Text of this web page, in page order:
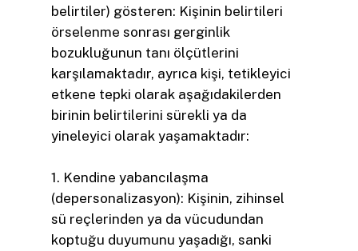
belirtiler) gösteren: Kişinin belirtileri
örselenme sonrası gerginlik
bozukluğunun tanı ölçütlerini
karşılamaktadır, ayrıca kişi, tetikleyici
etkene tepki olarak aşağıdakilerden
birinin belirtilerini sürekli ya da
yineleyici olarak yaşamaktadır:
1. Kendine yabancılaşma
(depersonalizasyon): Kişinin, zihinsel
sü­ reçlerinden ya da vücudundan
koptuğu duyumunu yaşadığı, sanki